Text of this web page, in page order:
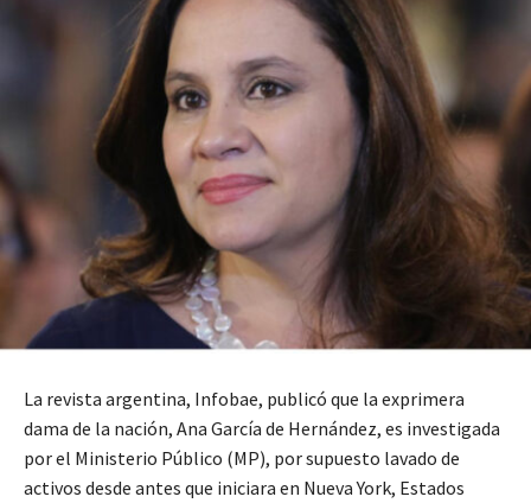
La revista argentina, Infobae, publicó que la exprimera
dama de la nación, Ana García de Hernández, es investigada
por el Ministerio Público (MP), por supuesto lavado de
activos desde antes que iniciara en Nueva York, Estados